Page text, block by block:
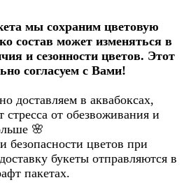
мы сохраним цветовую
состав может изменяться в
и сезонности цветов. Этот
согласуем с Вами!
доставляем в аквабоксах,
от обезвоживания и
🌸
безопасности цветов при
букеты отправляются в
пакетах.